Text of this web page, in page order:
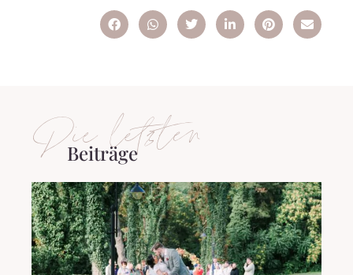
Die letzten
Beiträge